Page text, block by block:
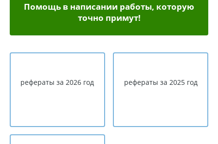
Помощь в написании работы, которую
точно примут!
рефераты за 2026 год рефераты за 2025 год